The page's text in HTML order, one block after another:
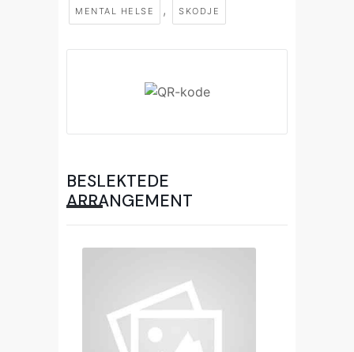
MENTAL HELSE , SKODJE
BESLEKTEDE
ARRANGEMENT